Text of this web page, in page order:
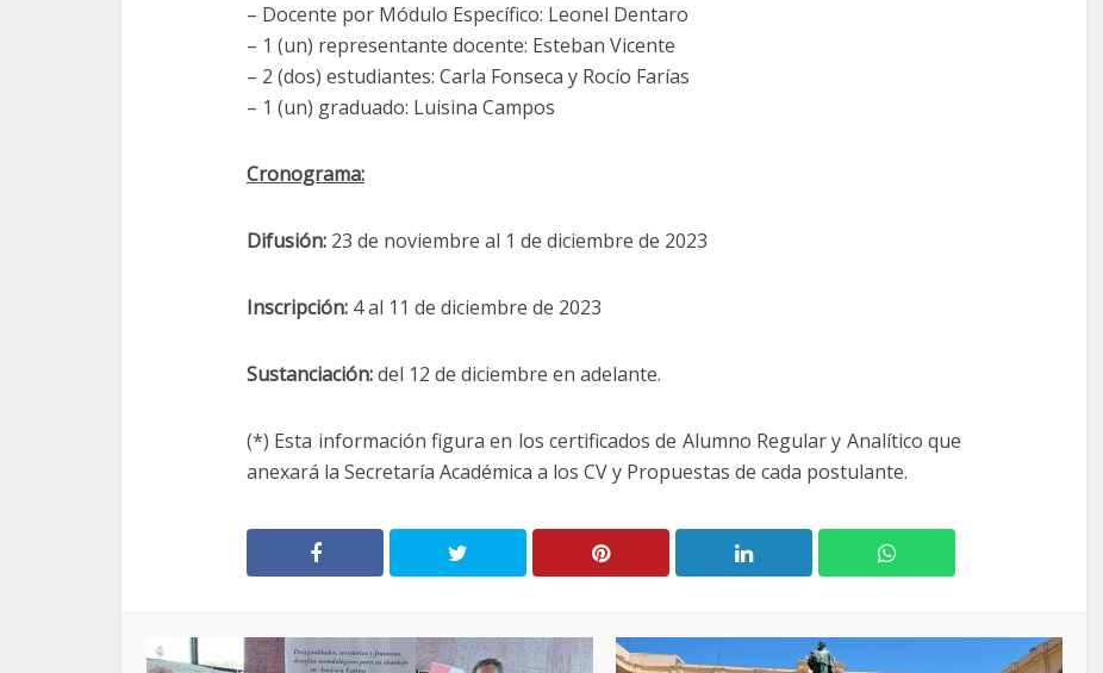
– Docente por Módulo Específico: Leonel Dentaro
– 1 (un) representante docente: Esteban Vicente
– 2 (dos) estudiantes: Carla Fonseca y Rocío Farías
– 1 (un) graduado: Luisina Campos
Cronograma:
Difusión: 23 de noviembre al 1 de diciembre de 2023
Inscripción: 4 al 11 de diciembre de 2023
Sustanciación:del 12 de diciembre en adelante.
(*) Esta información figura en los certificados de Alumno Regular y Analítico que
anexará la Secretaría Académica a los CV y Propuestas de cada postulante.